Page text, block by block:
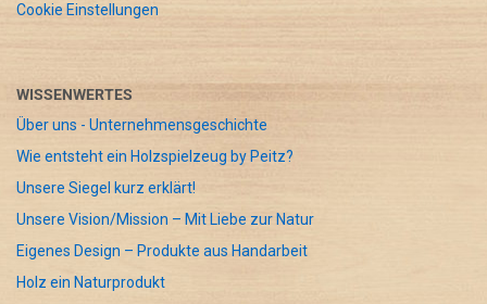
Cookie Einstellungen
WISSENWERTES
Über uns - Unternehmensgeschichte
Wie entsteht ein Holzspielzeug by Peitz?
Unsere Siegel kurz erklärt!
Unsere Vision/Mission – Mit Liebe zur Natur
Eigenes Design – Produkte aus Handarbeit
Holz ein Naturprodukt